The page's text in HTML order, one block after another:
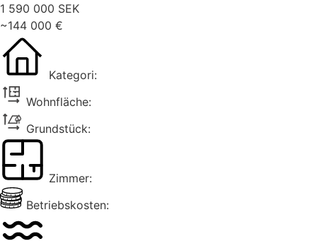
1 590 000 SEK
~144 000 €
Kategori:
Wohnfläche:
Grundstück:
Zimmer:
Betriebskosten: